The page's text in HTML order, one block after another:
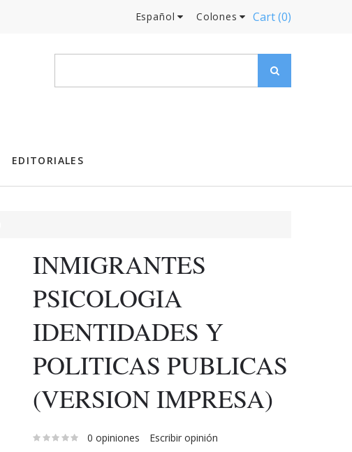
Cart(0)
Colones
Español
EDITORIALES
INMIGRANTES
PSICOLOGIA
IDENTIDADES Y
POLITICAS PUBLICAS
(VERSION IMPRESA)
0 opiniones Escribir opinión